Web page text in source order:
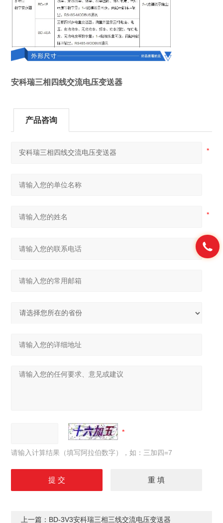
安科瑞三相四线交流电压变送器
产品咨询
请输入计算结果（填写阿拉伯数字），如：三加四=7
上一篇： BD-3V3安科瑞三相三线交流电压变送器